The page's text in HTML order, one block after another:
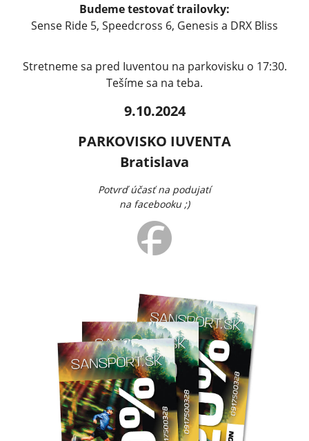
Budeme testovať trailovky:
Sense Ride 5, Speedcross 6, Genesis a DRX Bliss
Stretneme sa pred Iuventou na parkovisku o 17:30.
Tešíme sa na teba.
9.10.2024
PARKOVISKO IUVENTA
Bratislava
Potvrď účasť na podujatí
na facebooku ;)